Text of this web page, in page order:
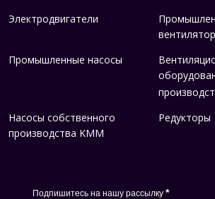
Электродвигатели
Промышленные насосы
Насосы собственного
производства KMM
Редукторы
Подпишитесь на нашу рассылку *